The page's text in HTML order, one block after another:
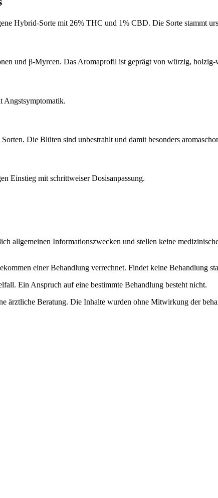
Hybrid-Sorte mit 26% THC und 1% CBD. Die Sorte stammt
und β-Myrcen. Das Aromaprofil ist geprägt von würzig,
Angstsymptomatik.
Die Blüten sind unbestrahlt und damit besonders
Einstieg mit schrittweiser Dosisanpassung.
allgemeinen Informationszwecken und stellen keine
einer Behandlung verrechnet. Findet keine Behandlung
Ein Anspruch auf eine bestimmte Behandlung besteht nicht.
ärztliche Beratung. Die Inhalte wurden ohne Mitwirkung der